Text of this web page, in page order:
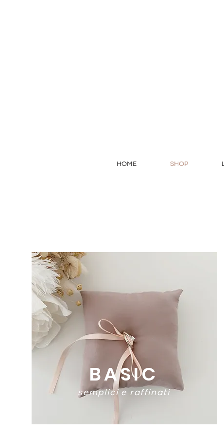
HOME SHOP
BASIC
semplici e raffinati